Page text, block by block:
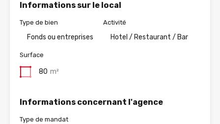
Informations sur le local
Type de bien
Fonds ou entreprises
Activité
Hotel / Restaurant / Bar
Surface
80 m²
Informations concernant l'agence
Type de mandat